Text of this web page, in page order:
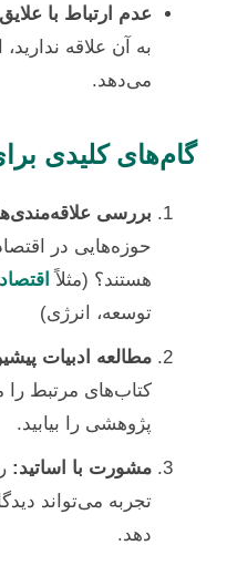
عدم ارتباط با علایق:
به آن علاقه ندارید،
می‌دهد.
گام‌های کلیدی
بررسی
حوزه‌هایی در
هستند؟ (مثلاًاقتصاد
توسعه، انرژی)
مطالعه ادبیات پیشین:
کتاب‌های مرتبط را
پژوهشی را بیابید.
مشورت با اساتید:
تجربه می‌تواند
دهد.